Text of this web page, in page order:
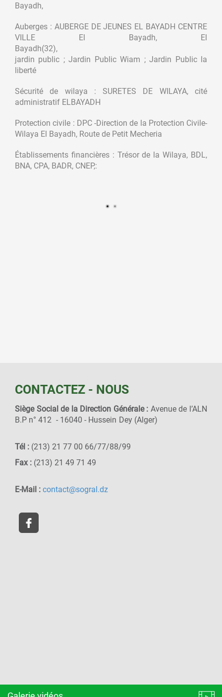
Bayadh,
Auberges : AUBERGE DE JEUNES EL BAYADH CENTRE
VILLE El Bayadh, El
Bayadh(32),
jardin public ; Jardin Public Wiam ; Jardin Public la
liberté
Sécurité de wilaya : SURETES DE WILAYA, cité
administratif ELBAYADH
Protection civile : DPC -Direction de la Protection Civile-
Wilaya El Bayadh, Route de Petit Mecheria
Établissements financières : Trésor de la Wilaya, BDL,
BNA, CPA, BADR, CNEP,:
CONTACTEZ - NOUS
Siège Social de la Direction Générale : Avenue de l’ALN
B.P n° 412 - 16040 - Hussein Dey (Alger)
Tél : (213) 21 77 00 66/77/88/99
Fax : (213) 21 49 71 49
E-Mail : contact@sogral.dz